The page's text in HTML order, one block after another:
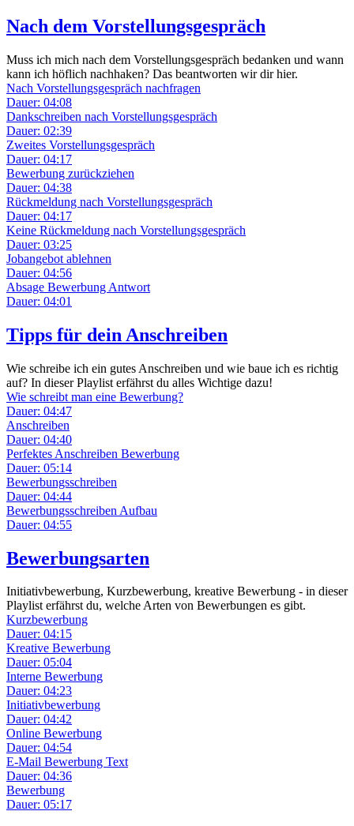
Nach dem Vorstellungsgespräch
Muss ich mich nach dem Vorstellungsgespräch bedanken und wann
kann ich höflich nachhaken? Das beantworten wir dir hier.
Nach Vorstellungsgespräch nachfragen
Dauer: 04:08
Dankschreiben nach Vorstellungsgespräch
Dauer: 02:39
Zweites Vorstellungsgespräch
Dauer: 04:17
Bewerbung zurückziehen
Dauer: 04:38
Rückmeldung nach Vorstellungsgespräch
Dauer: 04:17
Keine Rückmeldung nach Vorstellungsgespräch
Dauer: 03:25
Jobangebot ablehnen
Dauer: 04:56
Absage Bewerbung Antwort
Dauer: 04:01
Tipps für dein Anschreiben
Wie schreibe ich ein gutes Anschreiben und wie baue ich es richtig
auf? In dieser Playlist erfährst du alles Wichtige dazu!
Wie schreibt man eine Bewerbung?
Dauer: 04:47
Anschreiben
Dauer: 04:40
Perfektes Anschreiben Bewerbung
Dauer: 05:14
Bewerbungsschreiben
Dauer: 04:44
Bewerbungsschreiben Aufbau
Dauer: 04:55
Bewerbungsarten
Initiativbewerbung, Kurzbewerbung, kreative Bewerbung - in dieser
Playlist erfährst du, welche Arten von Bewerbungen es gibt.
Kurzbewerbung
Dauer: 04:15
Kreative Bewerbung
Dauer: 05:04
Interne Bewerbung
Dauer: 04:23
Initiativbewerbung
Dauer: 04:42
Online Bewerbung
Dauer: 04:54
E-Mail Bewerbung Text
Dauer: 04:36
Bewerbung
Dauer: 05:17